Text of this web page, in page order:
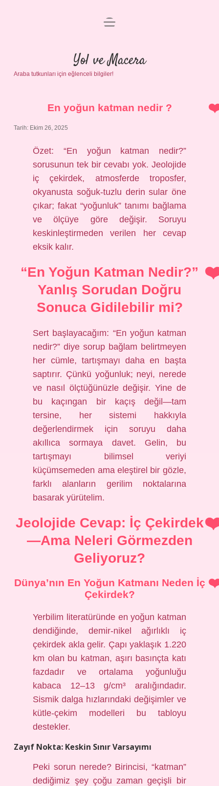
Anasayfa
Gizlilik Politikası
Yasal Uyarı
menüyü
Yol ve Macera
Araba tutkunları için eğlenceli bilgiler!
En yoğun katman nedir ?
Tarih: Ekim 26, 2025
Özet: “En yoğun katman nedir?”
sorusunun tek bir cevabı yok. Jeolojide
iç çekirdek, atmosferde troposfer,
okyanusta soğuk-tuzlu derin sular öne
çıkar; fakat “yoğunluk” tanımı bağlama
ve ölçüye göre değişir. Soruyu
keskinleştirmeden verilen her cevap
eksik kalır.
“En Yoğun Katman Nedir?”
Yanlış Sorudan Doğru
Sonuca Gidilebilir mi?
Sert başlayacağım: “En yoğun katman
nedir?” diye sorup bağlam belirtmeyen
her cümle, tartışmayı daha en başta
saptırır. Çünkü yoğunluk; neyi, nerede
ve nasıl ölçtüğünüzle değişir. Yine de
bu kaçıngan bir kaçış değil—tam
tersine, her sistemi hakkıyla
değerlendirmek için soruyu daha
akıllıca sormaya davet. Gelin, bu
tartışmayı bilimsel veriyi
küçümsemeden ama eleştirel bir gözle,
farklı alanların gerilim noktalarına
basarak yürütelim.
Jeolojide Cevap: İç Çekirdek
—Ama Neleri Görmezden
Geliyoruz?
Dünya’nın En Yoğun Katmanı Neden İç
Çekirdek?
Yerbilim literatüründe en yoğun katman
dendiğinde, demir-nikel ağırlıklı iç
çekirdek akla gelir. Çapı yaklaşık 1.220
km olan bu katman, aşırı basınçta katı
fazdadır ve ortalama yoğunluğu
kabaca 12–13 g/cm³ aralığındadır.
Sismik dalga hızlarındaki değişimler ve
kütle-çekim modelleri bu tabloyu
destekler.
Zayıf Nokta: Keskin Sınır Varsayımı
Peki sorun nerede? Birincisi, “katman”
dediğimiz şey çoğu zaman geçişli bir